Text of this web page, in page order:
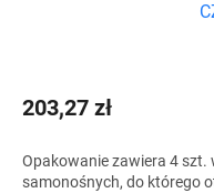
203,27 zł
Opakowanie zawiera 4
samonośnych, do którego